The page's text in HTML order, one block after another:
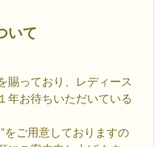
いて
賜っており、レディース
年お待ちいただいている
をご用意しておりますの